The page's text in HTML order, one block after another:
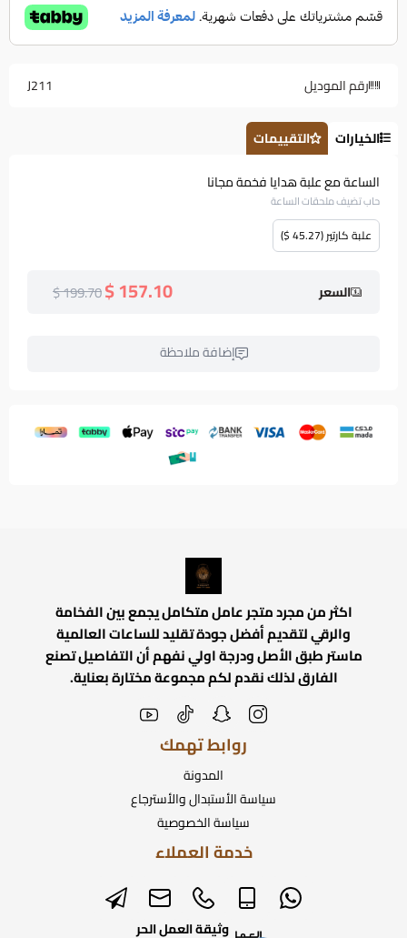
رقم الموديل J211
الخيارات
التقييمات
الساعة مع علبة هدايا فخمة مجانا
حاب تضيف ملحقات الساعة
علبة كارتير (45.27 $)
السعر 157.10 $
199.70 $
إضافة ملاحظة
اكثر من مجرد متجر عامل متكامل يجمع بين الفخامة
والرقي لتقديم أفضل جودة تقليد للساعات العالمية
ماستر طبق الأصل ودرجة اولي نفهم أن التفاصيل تصنع
الفارق لذلك نقدم لكم مجموعة مختارة بعناية.
روابط تهمك
المدونة
سياسة الأستبدال والأسترجاع
سياسة الخصوصية
خدمة العملاء
وثيقة العمل الحر